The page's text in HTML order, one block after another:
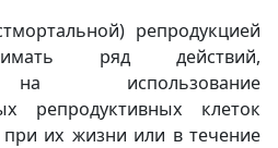
репродукцией
ряд действий,
на использование
репродуктивных клеток
их жизни или в течение